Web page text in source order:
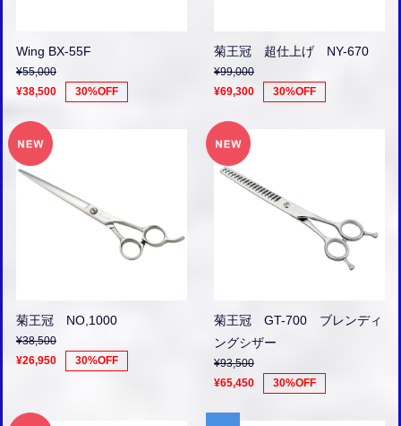
Wing BX-55F
¥55,000
¥38,500
30%OFF
菊王冠 超仕上げ NY-670
¥99,000
¥69,300
30%OFF
菊王冠 NO,1000
¥38,500
¥26,950
30%OFF
菊王冠 GT-700 ブレンディ
ングシザー
¥93,500
¥65,450
30%OFF